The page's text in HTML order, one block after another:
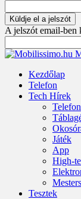
A jelszót email-ben
Kezdőlap
Telefon
Tech Hírek
Telefon
Játék
App
High-
Tesztek